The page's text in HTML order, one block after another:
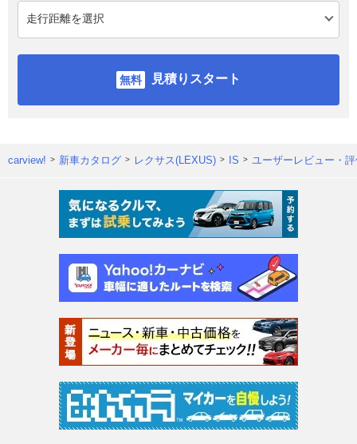
見積りスタート
carview! 新車カタログ レクサス(LEXUS) IS ユーザーレビュー・